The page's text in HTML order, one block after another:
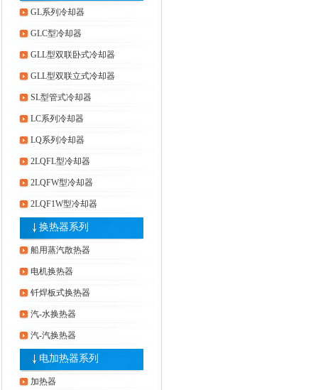
GL系列冷却器
GLC型冷却器
GLL型双联卧式冷却器
GLL型双联立式冷却器
SL型管式冷却器
LC系列冷却器
LQ系列冷却器
2LQFL型冷却器
2LQFW型冷却器
2LQF1W型冷却器
换热器系列
船用蒸汽散热器
电机换热器
钎焊板式换热器
汽-水换热器
汽-汽换热器
电加热器系列
加热器